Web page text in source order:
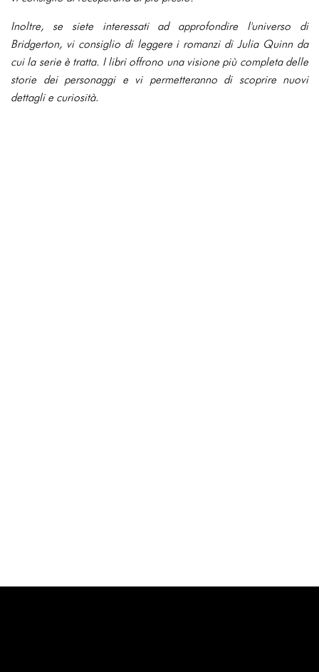
Inoltre, se siete interessati ad approfondire l'universo di
Bridgerton, vi consiglio di leggere i romanzi di Julia Quinn da
cui la serie è tratta. I libri offrono una visione più completa delle
storie dei personaggi e vi permetteranno di scoprire nuovi
dettagli e curiosità.